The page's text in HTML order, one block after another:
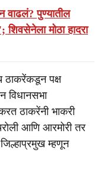
पुण्यातील
मोठा हादरा
ठाकरेंकडून पक्ष
विधानसभा
करत ठाकरेंनी भाकरी
आणि आरमोरी तर
म्हणून